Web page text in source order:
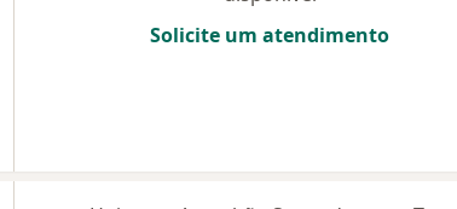
Solicite um atendimento